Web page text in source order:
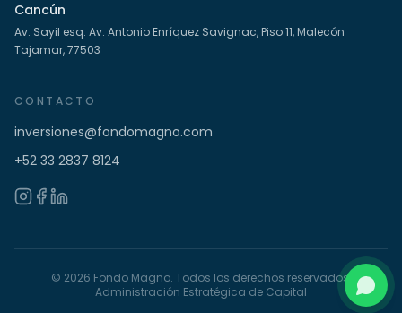
Cancún
Av. Sayil esq. Av. Antonio Enríquez Savignac, Piso 11, Malecón
Tajamar, 77503
CONTACTO
inversiones@fondomagno.com
+52 33 2837 8124
© 2026 Fondo Magno. Todos los derechos reservados.
Administración Estratégica de Capital